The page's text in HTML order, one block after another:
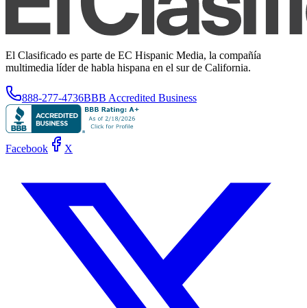
El Clasificado es parte de EC Hispanic Media, la compañía
multimedia líder de habla hispana en el sur de California.
888-277-4736BBB Accredited Business
Facebook X